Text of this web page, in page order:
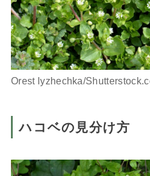
Orest lyzhechka/
ハコベの見分け方